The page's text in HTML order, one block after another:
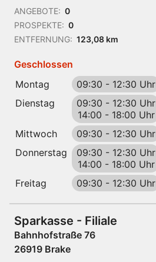
ANGEBOTE: 0
PROSPEKTE: 0
ENTFERNUNG: 123,08 km
Geschlossen
Montag
09:30 - 12:30 Uhr
Dienstag
09:30 - 12:30 Uhr
14:00 - 18:00 Uhr
Mittwoch
09:30 - 12:30 Uhr
Donnerstag
09:30 - 12:30 Uhr
14:00 - 18:00 Uhr
Freitag
09:30 - 12:30 Uhr
Sparkasse - Filiale
Bahnhofstraße 76
26919 Brake